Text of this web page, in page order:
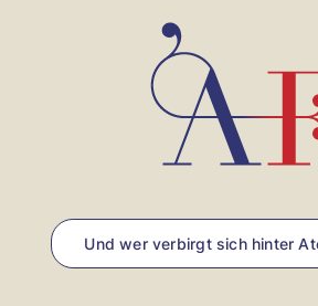
Und wer verbirgt sich hinter